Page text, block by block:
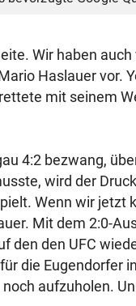
Wir haben
Haslauer vor.
mit seinem
4:2 bezwang,
wird der
Wenn wir jetzt
Mit dem 2:0-
den den UFC
die Eugendorfer
aufzuholen.